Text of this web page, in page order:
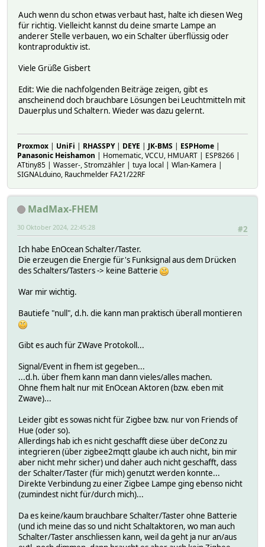
Auch wenn du schon etwas verbaut hast, halte ich diesen Weg
für richtig. Vielleicht kannst du deine smarte Lampe an
anderer Stelle verbauen, wo ein Schalter überflüssig oder
kontraproduktiv ist.
Viele Grüße Gisbert
Edit: Wie die nachfolgenden Beiträge zeigen, gibt es
anscheinend doch brauchbare Lösungen bei Leuchtmitteln mit
Dauerplus und Schaltern. Wieder was dazu gelernt.
Proxmox | UniFi | RHASSPY| DEYE | JK-BMS | ESPHome |
Panasonic Heishamon | Homematic, VCCU, HMUART | ESP8266 |
ATtiny85 | Wasser-, Stromzähler | tuya local | Wlan-Kamera |
SIGNALduino, Rauchmelder FA21/22RF
MadMax-FHEM
#2
30 Oktober 2024, 22:45:28
Ich habe EnOcean Schalter/Taster.
Die erzeugen die Energie für's Funksignal aus dem Drücken
des Schalters/Tasters -> keine Batterie
War mir wichtig.
Bautiefe "null", d.h. die kann man praktisch überall montieren
Gibt es auch für ZWave Protokoll...
Signal/Event in fhem ist gegeben...
...d.h. über fhem kann man dann vieles/alles machen.
Ohne fhem halt nur mit EnOcean Aktoren (bzw. eben mit
Zwave)...
Leider gibt es sowas nicht für Zigbee bzw. nur von Friends of
Hue (oder so).
Allerdings hab ich es nicht geschafft diese über deConz zu
integrieren (über zigbee2mqtt glaube ich auch nicht, bin mir
aber nicht mehr sicher) und daher auch nicht geschafft, dass
der Schalter/Taster (für mich) genutzt werden konnte...
Direkte Verbindung zu einer Zigbee Lampe ging ebenso nicht
(zumindest nicht für/durch mich)...
Da es keine/kaum brauchbare Schalter/Taster ohne Batterie
(und ich meine das so und nicht Schaltaktoren, wo man auch
Schalter/Taster anschliessen kann, weil da geht ja nur an/aus